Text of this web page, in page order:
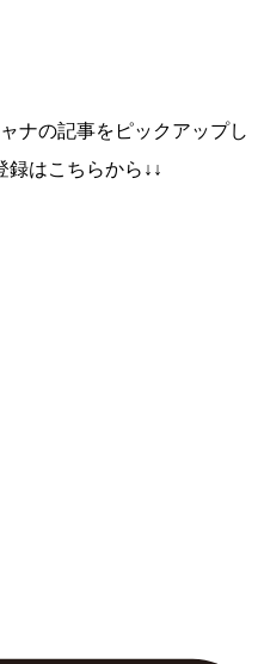
ナの記事をピックアップし
録はこちらから↓↓